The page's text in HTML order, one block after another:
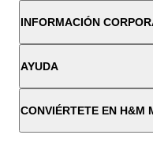
INFORMACIÓN
AYUDA
CONVIÉRTETE EN H&M